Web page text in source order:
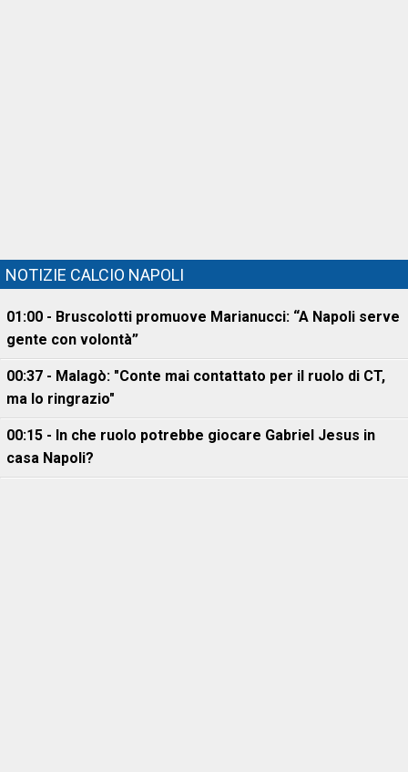
NOTIZIE CALCIO NAPOLI
01:00 - Bruscolotti promuove Marianucci: “A Napoli serve
gente con volontà”
00:37 - Malagò: "Conte mai contattato per il ruolo di CT,
ma lo ringrazio"
00:15 - In che ruolo potrebbe giocare Gabriel Jesus in
casa Napoli?